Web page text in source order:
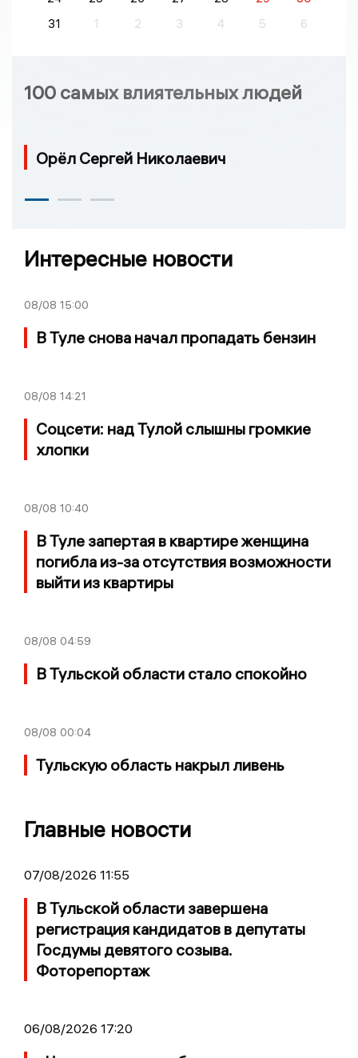
31
1 2 3 4 5 6
100 самых влиятельных людей
Орёл Сергей Николаевич
Интересные новости
08/08 15:00
В Туле снова начал пропадать бензин
08/08 14:21
Соцсети: над Тулой слышны громкие
хлопки
08/08 10:40
В Туле запертая в квартире женщина
погибла из-за отсутствия возможности
выйти из квартиры
08/08 04:59
В Тульской области стало спокойно
08/08 00:04
Тульскую область накрыл ливень
Главные новости
07/08/2026 11:55
В Тульской области завершена
регистрация кандидатов в депутаты
Госдумы девятого созыва.
Фоторепортаж
06/08/2026 17:20